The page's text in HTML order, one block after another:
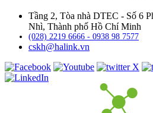
Tầng 2, Tòa nhà DTEC - Số 6
Nhì, Thành phố Hồ Chí Minh
(028) 2219 6666 - 0938 98 7577
cskh@halink.vn